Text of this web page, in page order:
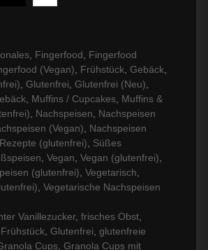
Fingerfood
Fingerfood
(Vegan) Frühstück Gebäck
Glutenfrei Glutenfrei (Neu)
Muffins / Cupcakes Muffins &
Nachspeisen
Nachspeisen
(Vegan)
Nachspeisen
Rezepte (glutenfrei)
Süßes
Vegan Vegan (glutenfrei)
(glutenfrei) Vegetarisch
Vegetarische Nachspeisen
Vanillezucker, frisches Obst
Frühstück Glutenfrei glutenfreie
Cups Granola Cups mit